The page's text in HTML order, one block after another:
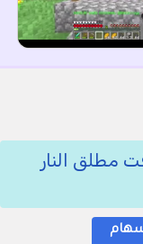
مطلق النار